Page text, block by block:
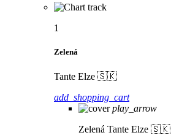
1
Zelená
Tante Elze 🇸🇰
add_shopping_cart
play_arrow
Zelená Tante Elze 🇸🇰